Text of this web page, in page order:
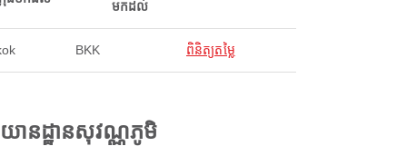
មកដល់
BKK ពិនិត្យតម្លៃ
នដ្ឋានសុវណ្ណភូមិ